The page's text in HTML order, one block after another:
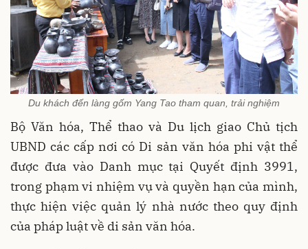
Du khách đến làng gốm Yang Tao tham quan, trải nghiệm
Bộ Văn hóa, Thể thao và Du lịch giao Chủ tịch
UBND các cấp nơi có Di sản văn hóa phi vật thể
được đưa vào Danh mục tại Quyết định 3991,
trong phạm vi nhiệm vụ và quyền hạn của mình,
thực hiện việc quản lý nhà nước theo quy định
của pháp luật về di sản văn hóa.